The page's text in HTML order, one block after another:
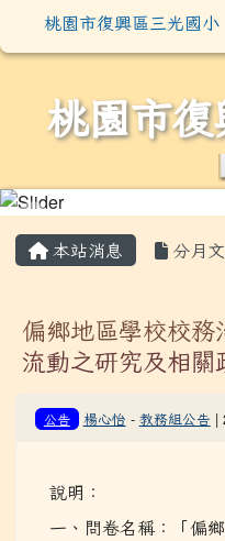
桃園市復興區三光國小
桃園市
本站消息 分月
偏鄉地區學校校
流動之研究及相
公告 楊心怡 - 教務組公告 |
說明：
一、問卷名稱：「偏